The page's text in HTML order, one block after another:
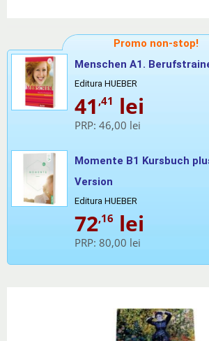
Promo non-stop!
Menschen A1.
Editura HUEBER
41 ,41 lei
PRP: 46,00 lei
Momente B1 Kursbuch
Version
Editura HUEBER
72,16 lei
PRP: 80,00 lei